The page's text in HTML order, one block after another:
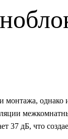
однако
дБ, что